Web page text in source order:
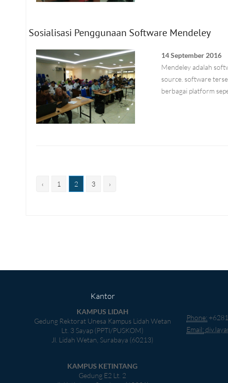
Sosialisasi Penggunaan Software Mendeley
14 September 2016
Mendeley adalah
source. software
berbagai platform
‹ 1 2 3 ›
Kantor
KAMPUS LIDAH
Gedung Rektorat Unesa Kampus Lidah Wetan
Lt. 3 Sayap (PPTI/PUSKOM)
Jl. Lidah Wetan, Surabaya (60213)
KAMPUS KETINTANG
Gedung E2 Lt. 2
Phone:
Email: